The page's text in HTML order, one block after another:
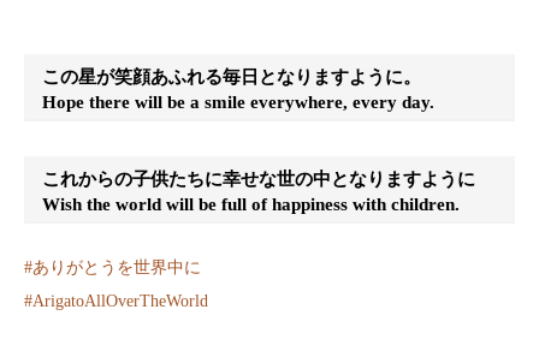
この星が笑顔あふれる毎日となりますように。
Hope there will be a smile everywhere, every day.
これからの子供たちに幸せな世の中となりますように
Wish the world will be full of happiness with children.
#ありがとうを世界中に
#ArigatoAllOverTheWorld